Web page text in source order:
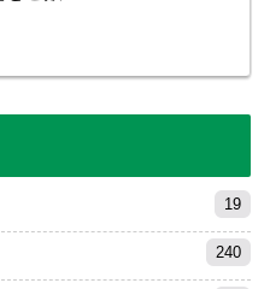
19
240